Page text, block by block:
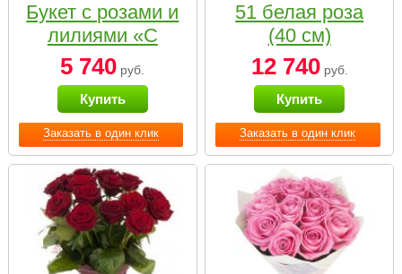
Заказать в один клик
Букет с розами и
лилиями «С
наилучшими
пожеланиями»
5 740 руб.
Купить
Заказать в один клик
51 белая роза
(40 см)
12 740руб.
Купить